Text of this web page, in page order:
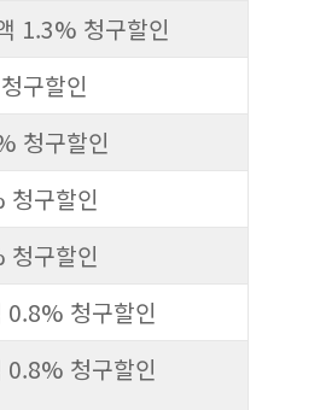
1.3% 청구할인
구할인
청구할인
청구할인
청구할인
0.8% 청구할인
0.8% 청구할인